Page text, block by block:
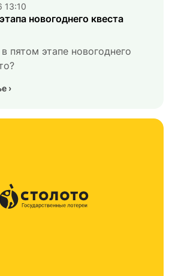
13:10
новогоднего квеста
пятом этапе новогоднего